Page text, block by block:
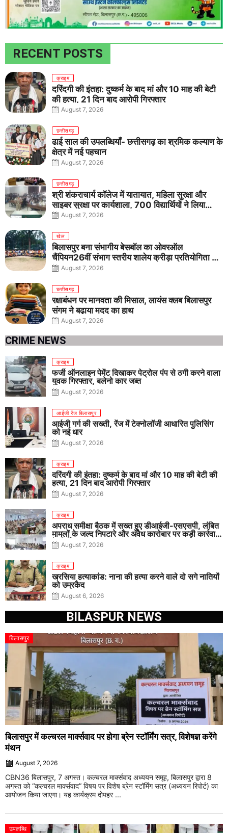
RECENT POSTS
क्राइम
दरिंदगी की इंतहा: दुष्कर्म के बाद मां और 10 माह की बेटी
की हत्या, 21 दिन बाद आरोपी गिरफ्तार
August 7, 2026
छत्तीसगढ़
ढाई साल की उपलब्धियाँ- छत्तीसगढ़ का श्रमिक कल्याण के
क्षेत्र में नई पहचान
August 7, 2026
छत्तीसगढ़
श्री शंकराचार्य कॉलेज में यातायात, महिला सुरक्षा और
साइबर सुरक्षा पर कार्यशाला, 700 विद्यार्थियों ने लिया
जागरूकता का संकल्प
August 7, 2026
खेल
बिलासपुर बना संभागीय बेसबॉल का ओवरऑल
चैंपियन26वीं संभाग स्तरीय शालेय क्रीड़ा प्रतियोगिता में
तीनों आयु वर्गों में शानदार प्रदर्शन
August 7, 2026
छत्तीसगढ़
रक्षाबंधन पर मानवता की मिसाल, लायंस क्लब बिलासपुर
संगम ने बढ़ाया मदद का हाथ
August 7, 2026
CRIME NEWS
क्राइम
फर्जी ऑनलाइन पेमेंट दिखाकर पेट्रोल पंप से ठगी करने वाला
युवक गिरफ्तार, बलेनो कार जब्त
August 7, 2026
आईजी रेंज बिलासपुर
आईजी गर्ग की सख्ती, रेंज में टेक्नोलॉजी आधारित पुलिसिंग
को नई धार
August 7, 2026
क्राइम
दरिंदगी की इंतहा: दुष्कर्म के बाद मां और 10 माह की बेटी की
हत्या, 21 दिन बाद आरोपी गिरफ्तार
August 7, 2026
क्राइम
अपराध समीक्षा बैठक में सख्त हुए डीआईजी-एसएसपी, लंबित
मामलों के जल्द निपटारे और अवैध कारोबार पर कड़ी कार्रवाई
के निर्देश
August 7, 2026
क्राइम
खरसिया हत्याकांड: नाना की हत्या करने वाले दो सगे नातियों
को उम्रकैद
August 6, 2026
BILASPUR NEWS
बिलासपुर
बिलासपुर में कल्चरल मार्क्सवाद पर होगा ब्रेन स्टॉर्मिंग सत्र, विशेषज्ञ करेंगे
मंथन
August 7, 2026
CBN36 बिलासपुर, 7 अगस्त। कल्चरल मार्क्सवाद अध्ययन समूह, बिलासपुर द्वारा 8
अगस्त को “कल्चरल मार्क्सवाद” विषय पर विशेष ब्रेन स्टॉर्मिंग सत्र (अध्ययन रिपोर्ट) का
आयोजन किया जाएगा। यह कार्यक्रम दोपहर ...
उपलब्धि